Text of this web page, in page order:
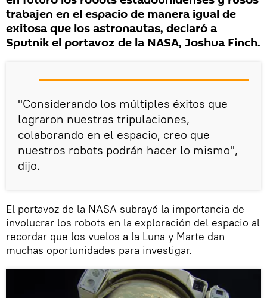
trabajen en el espacio de manera igual de
exitosa que los astronautas, declaró a
Sputnik el portavoz de la NASA, Joshua Finch.
"Considerando los múltiples éxitos que
lograron nuestras tripulaciones,
colaborando en el espacio, creo que
nuestros robots podrán hacer lo mismo",
dijo.
El portavoz de la NASA subrayó la importancia de
involucrar los robots en la exploración del espacio al
recordar que los vuelos a la Luna y Marte dan
muchas oportunidades para investigar.